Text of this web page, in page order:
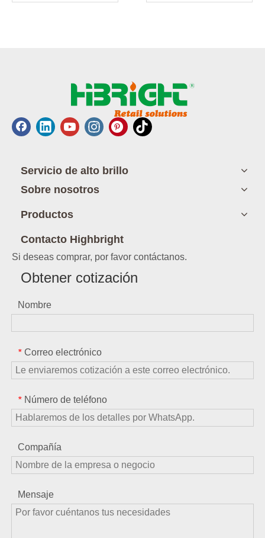
Servicio de alto brillo
Sobre nosotros
Productos
Contacto Highbright
Si deseas comprar, por favor contáctanos.
Obtener cotización
Nombre
* Correo electrónico
* Número de teléfono
Compañía
Mensaje